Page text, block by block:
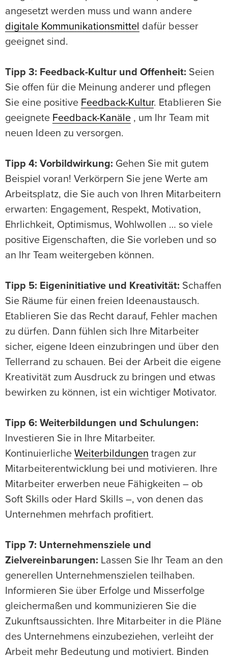
angesetzt werden muss und wann andere
digitale Kommunikationsmittel dafür besser
geeignet sind.
Tipp 3: Feedback-Kultur und Offenheit: Seien
Sie offen für die Meinung anderer und pflegen
Sie eine positive Feedback-Kultur. Etablieren Sie
geeignete Feedback-Kanäle , um Ihr Team mit
neuen Ideen zu versorgen.
Tipp 4: Vorbildwirkung: Gehen Sie mit gutem
Beispiel voran! Verkörpern Sie jene Werte am
Arbeitsplatz, die Sie auch von Ihren Mitarbeitern
erwarten: Engagement, Respekt, Motivation,
Ehrlichkeit, Optimismus, Wohlwollen … so viele
positive Eigenschaften, die Sie vorleben und so
an Ihr Team weitergeben können.
Tipp 5: Eigeninitiative und Kreativität: Schaffen
Sie Räume für einen freien Ideenaustausch.
Etablieren Sie das Recht darauf, Fehler machen
zu dürfen. Dann fühlen sich Ihre Mitarbeiter
sicher, eigene Ideen einzubringen und über den
Tellerrand zu schauen. Bei der Arbeit die eigene
Kreativität zum Ausdruck zu bringen und etwas
bewirken zu können, ist ein wichtiger Motivator.
Tipp 6: Weiterbildungen und Schulungen:
Investieren Sie in Ihre Mitarbeiter.
Kontinuierliche Weiterbildungen tragen zur
Mitarbeiterentwicklung bei und motivieren. Ihre
Mitarbeiter erwerben neue Fähigkeiten – ob
Soft Skills oder Hard Skills –, von denen das
Unternehmen mehrfach profitiert.
Tipp 7: Unternehmensziele und
Zielvereinbarungen: Lassen Sie Ihr Team an den
generellen Unternehmenszielen teilhaben.
Informieren Sie über Erfolge und Misserfolge
gleichermaßen und kommunizieren Sie die
Zukunftsaussichten. Ihre Mitarbeiter in die Pläne
des Unternehmens einzubeziehen, verleiht der
Arbeit mehr Bedeutung und motiviert. Binden